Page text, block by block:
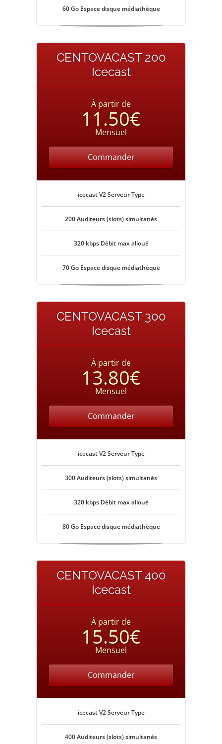
60 Go Espace disque médiathèque
CENTOVACAST 200
Icecast
À partir de
11.50€
Mensuel
Commander
icecast V2 Serveur Type
200 Auditeurs (slots) simultanés
320 kbps Débit max alloué
70 Go Espace disque médiathèque
CENTOVACAST 300
Icecast
À partir de
13.80€
Mensuel
Commander
icecast V2 Serveur Type
300 Auditeurs (slots) simultanés
320 kbps Débit max alloué
80 Go Espace disque médiathèque
CENTOVACAST 400
Icecast
À partir de
15.50€
Mensuel
Commander
icecast V2 Serveur Type
400 Auditeurs (slots) simultanés